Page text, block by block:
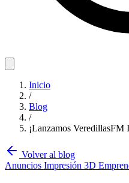
Inicio
/
Blog
/
¡Lanzamos VeredillasFM
Volver al blog
Anuncios Impresión 3D